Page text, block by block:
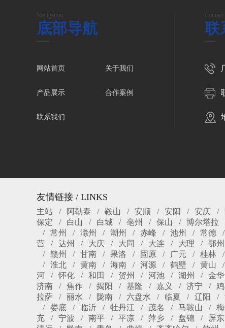
底部导航
网站首页 关于我们
产品展示 合作案例
联系我们
联
友情链接 / LINKS
主站 阿勒泰 鞍山 安顺 安阳 安庆
保定
白山 白城 亳州 保山 博尔塔拉
常州
滁州 潮州 赤峰 池州 常德
营
达州 大庆 大同 大连 大理 鄂州
赣州
甘南 果洛 固原 广元 桂林
淮北
黄南 海南 河源 鹤壁 黄山
河
怀化 和田 贺州 河池 湖州 金华
济南
焦作 揭阳 基隆 嘉义 济宁
拉萨
丽水 陇南 六盘水 临夏 辽阳
娄底
临沂 牡丹江 茂名 马鞍山
充
宁波 南平 平凉 萍乡 盘锦 屏东